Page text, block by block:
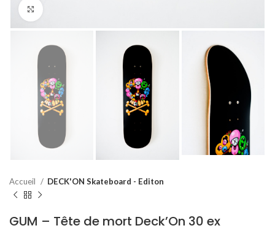
Accueil DECK'ON Skateboard - Editon
GUM – Tête de mort Deck’On 30 ex